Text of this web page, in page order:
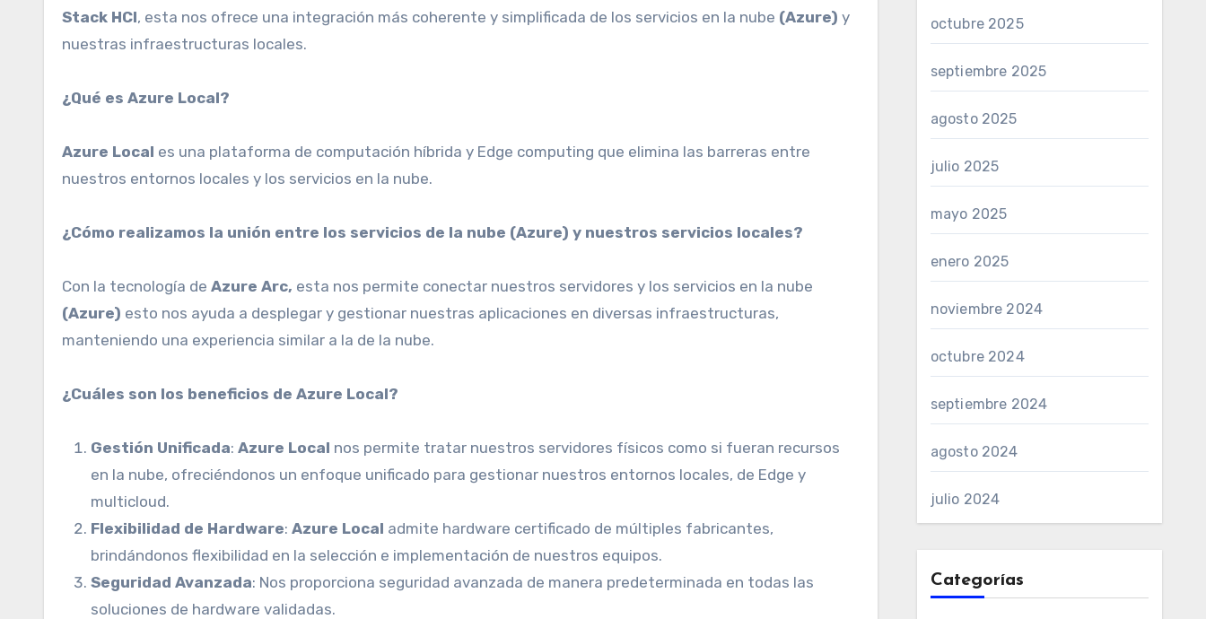
Stack HCI, esta nos ofrece una integración más coherente y simplificada de los servicios en la nube (Azure) y
nuestras infraestructuras locales.
¿Qué es Azure Local?
Azure Local es una plataforma de computación híbrida y Edge computing que elimina las barreras entre
nuestros entornos locales y los servicios en la nube.
¿Cómo realizamos la unión entre los servicios de la nube (Azure) y nuestros servicios locales?
Con la tecnología de Azure Arc, esta nos permite conectar nuestros servidores y los servicios en la nube
(Azure) esto nos ayuda a desplegar y gestionar nuestras aplicaciones en diversas infraestructuras,
manteniendo una experiencia similar a la de la nube.
¿Cuáles son los beneficios de Azure Local?
Gestión Unificada: Azure Local nos permite tratar nuestros servidores físicos como si fueran recursos
en la nube, ofreciéndonos un enfoque unificado para gestionar nuestros entornos locales, de Edge y
multicloud.
Flexibilidad de Hardware: Azure Local admite hardware certificado de múltiples fabricantes,
brindándonos flexibilidad en la selección e implementación de nuestros equipos.
Seguridad Avanzada: Nos proporciona seguridad avanzada de manera predeterminada en todas las
soluciones de hardware validadas.
octubre 2025
septiembre 2025
agosto 2025
julio 2025
mayo 2025
enero 2025
noviembre 2024
octubre 2024
septiembre 2024
agosto 2024
julio 2024
Categorías